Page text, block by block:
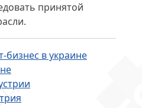
принятой
бизнес в украине